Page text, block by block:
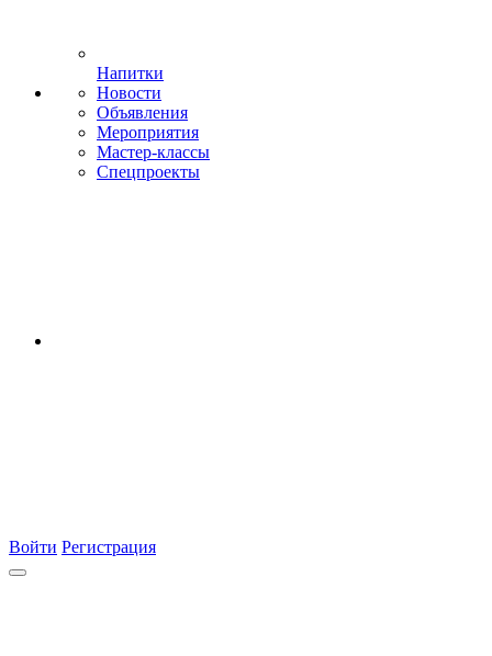
Напитки
Новости
Объявления
Мероприятия
Мастер-классы
Спецпроекты
Войти Регистрация